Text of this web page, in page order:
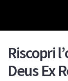
Riscopri
Deus Ex